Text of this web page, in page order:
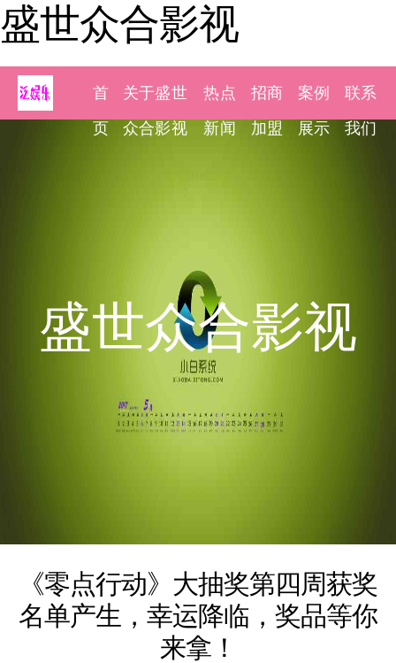
盛世众合影视
首
页
关于盛世
众合影视
热点
新闻
招商
加盟
案例
展示
联系
我们
盛世众合影视
《零点行动》大抽奖第四周获奖
名单产生，幸运降临，奖品等你
来拿！